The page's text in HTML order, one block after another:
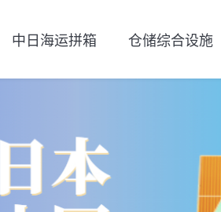
中日海运拼箱 仓储综合设施